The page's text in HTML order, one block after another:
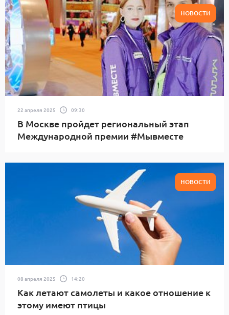
НОВОСТИ
22 апреля 2025 09:30
В Москве пройдет региональный этап
Международной премии #Мывместе
НОВОСТИ
08 апреля 2025 14:20
Как летают самолеты и какое отношение к
этому имеют птицы